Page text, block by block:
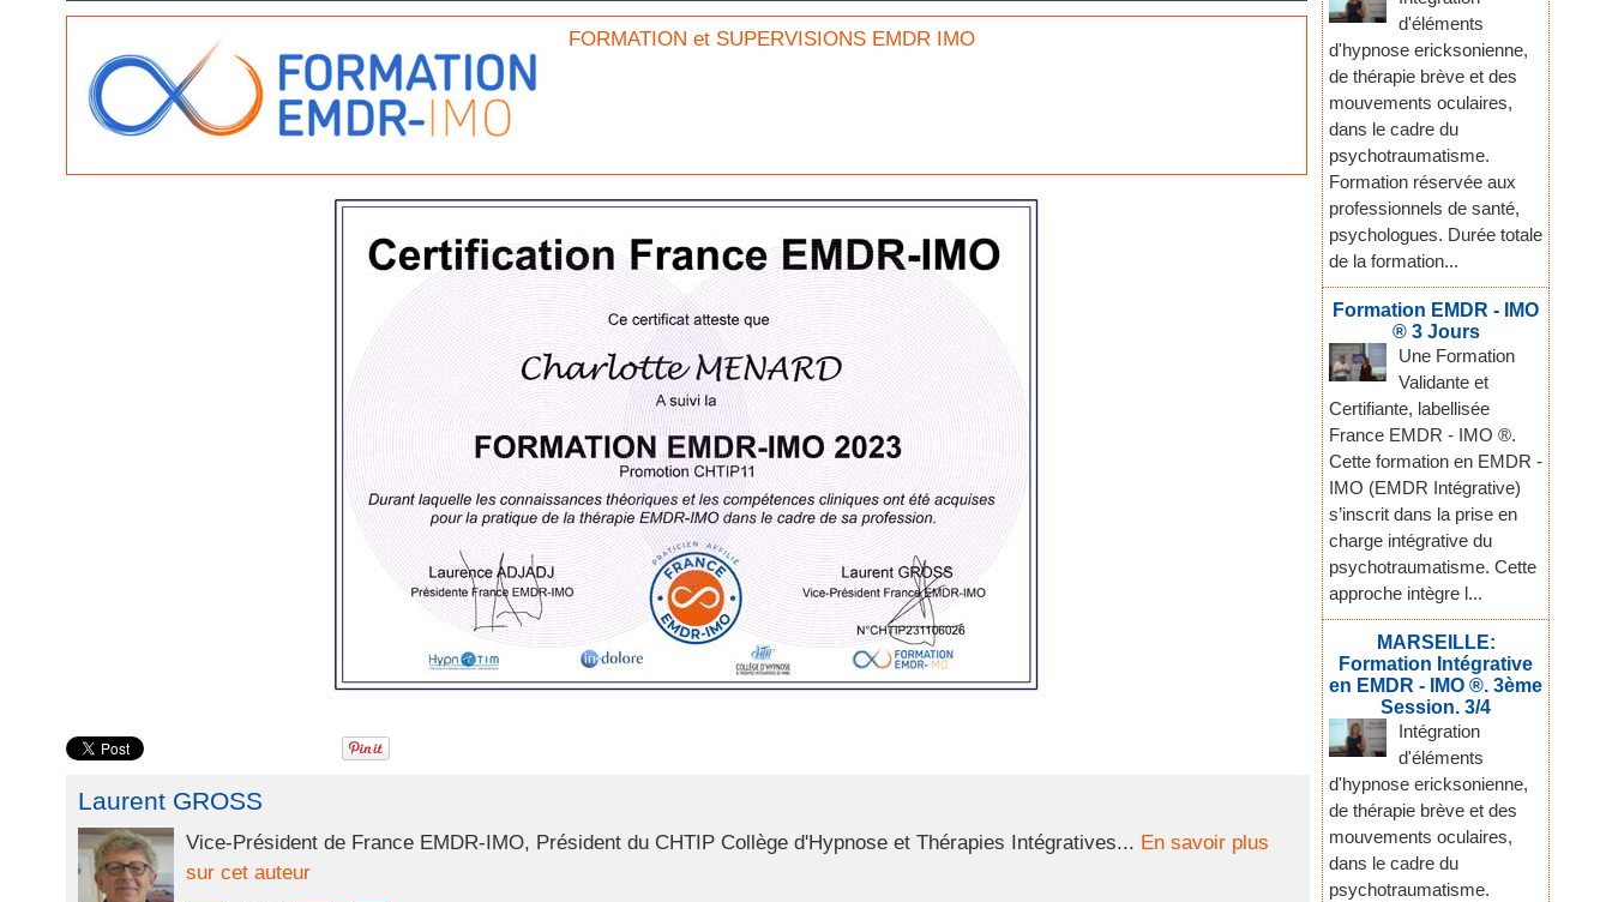
FORMATION et SUPERVISIONS EMDR IMO
Laurent GROSS
Vice-Président de France EMDR-IMO, Président du CHTIP Collège d'Hypnose et Thérapies Intégratives... En savoir plus
sur cet auteur
d'éléments
d'hypnose ericksonienne,
de thérapie brève et des
mouvements oculaires,
dans le cadre du
psychotraumatisme.
Formation réservée aux
professionnels de santé,
psychologues. Durée totale
de la formation...
Formation EMDR - IMO
® 3 Jours
Une Formation
Validante et
Certifiante, labellisée
France EMDR - IMO ®.
Cette formation en EMDR -
IMO (EMDR Intégrative)
s’inscrit dans la prise en
charge intégrative du
psychotraumatisme. Cette
approche intègre l...
MARSEILLE:
Formation Intégrative
en EMDR - IMO ®. 3ème
Session. 3/4
Intégration
d'éléments
d'hypnose ericksonienne,
de thérapie brève et des
mouvements oculaires,
dans le cadre du
psychotraumatisme.